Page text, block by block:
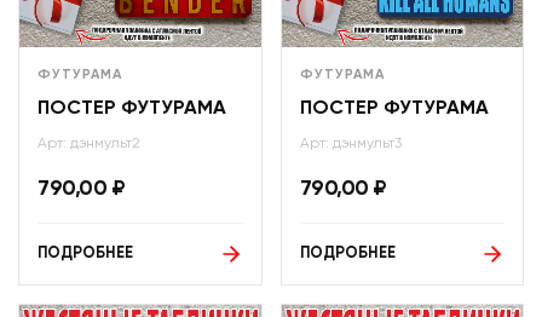
ФУТУРАМА
ПОСТЕР ФУТУРАМА
Арт: дэнмульт2
790,00 ₽
ПОДРОБНЕЕ
ФУТУРАМА
ПОСТЕР ФУТУРАМА
Арт: дэнмульт3
790,00 ₽
ПОДРОБНЕЕ